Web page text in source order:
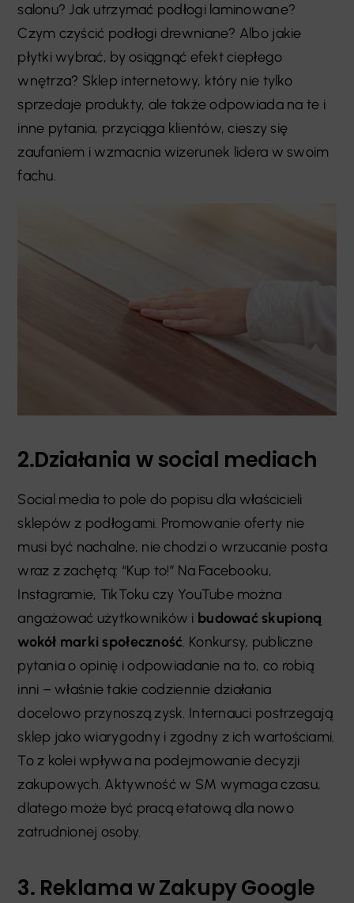
salonu? Jak utrzymać podłogi laminowane?
Czym czyścić podłogi drewniane? Albo jakie
płytki wybrać, by osiągnąć efekt ciepłego
wnętrza? Sklep internetowy, który nie tylko
sprzedaje produkty, ale także odpowiada na te i
inne pytania, przyciąga klientów, cieszy się
zaufaniem i wzmacnia wizerunek lidera w swoim
fachu.
2.Działania w social mediach
Social media to pole do popisu dla właścicieli
sklepów z podłogami. Promowanie oferty nie
musi być nachalne, nie chodzi o wrzucanie posta
wraz z zachętą: “Kup to!” Na Facebooku,
Instagramie, TikToku czy YouTube można
angażować użytkowników i budować skupioną
wokół marki społeczność. Konkursy, publiczne
pytania o opinię i odpowiadanie na to, co robią
inni – właśnie takie codziennie działania
docelowo przynoszą zysk. Internauci postrzegają
sklep jako wiarygodny i zgodny z ich wartościami.
To z kolei wpływa na podejmowanie decyzji
zakupowych. Aktywność w SM wymaga czasu,
dlatego może być pracą etatową dla nowo
zatrudnionej osoby.
3. Reklama w Zakupy Google